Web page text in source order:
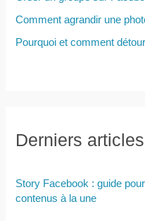
Comment agrandir une
Pourquoi et comment
Derniers
Story Facebook : guide
contenus à la une